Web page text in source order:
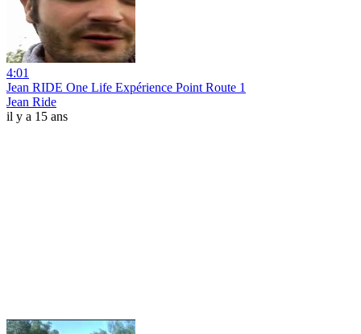
4:01
Jean RIDE One Life Expérience Point Route 1
Jean Ride
il y a 15 ans